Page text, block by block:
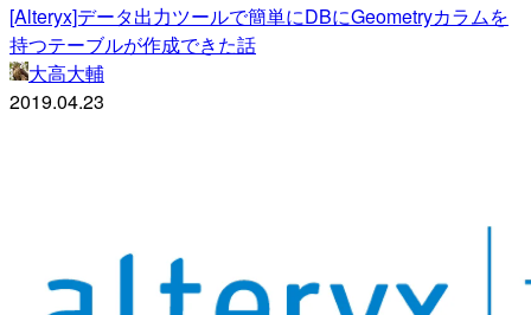
[Alteryx]データ出力ツールで簡単にDBにGeometryカラムを
持つテーブルが作成できた話
大高大輔
2019.04.23